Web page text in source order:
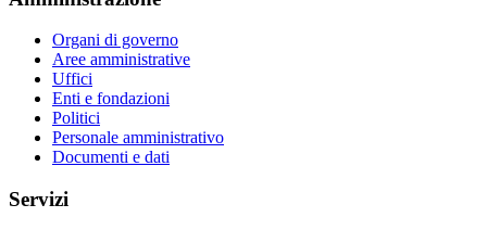
Organi di governo
Aree amministrative
Uffici
Enti e fondazioni
Politici
Personale amministrativo
Documenti e dati
Servizi